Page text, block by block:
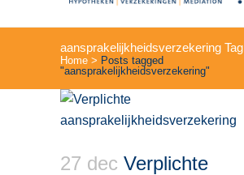
aansprakelijkheidsverzekering Tag
Home > Posts tagged
"aansprakelijkheidsverzekering"
27 dec Verplichte